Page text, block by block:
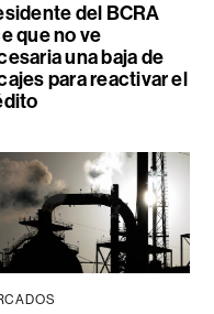
del BCRA
que no ve
una baja de
para reactivar el